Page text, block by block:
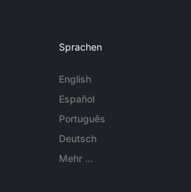
Sprachen
English
Español
Português
Deutsch
Mehr ...